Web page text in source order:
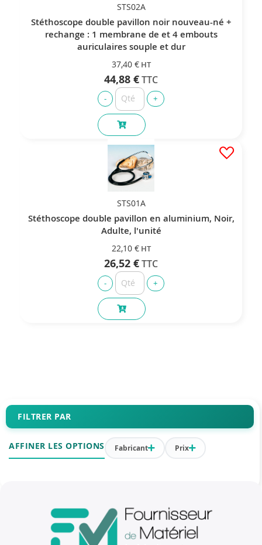
STS02A
Stéthoscope double pavillon noir nouveau-né +
rechange : 1 membrane de et 4 embouts
auriculaires souple et dur
37,40 €
44,88 €
STS01A
Stéthoscope double pavillon en aluminium, Noir,
Adulte, l'unité
22,10 €
26,52 €
FILTRER PAR
AFFINER LES OPTIONS Fabricant Prix